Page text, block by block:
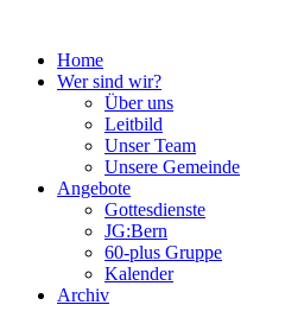
springenHome
Wer sind wir?
Über uns
Leitbild
Unser Team
Unsere Gemeinde
Angebote
Gottesdienste
JG:Bern
60-plus Gruppe
Kalender
Archiv